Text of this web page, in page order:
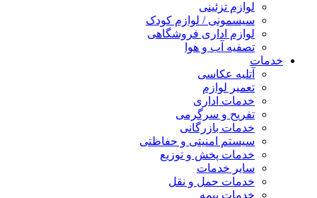
لوازم تزئینی
سیسمونی / لوازم کودک
لوازم اداری فروشگاهی
تصفیه آب و هوا
خدمات
آتلیه عکاسی
تعمیر لوازم
خدمات اداری
تفریح و سرگرمی
خدمات بازرگانی
سیستم امنیتی و حفاظتی
خدمات پخش و توزیع
سایر خدمات
خدمات حمل و نقل
خدمات بیمه